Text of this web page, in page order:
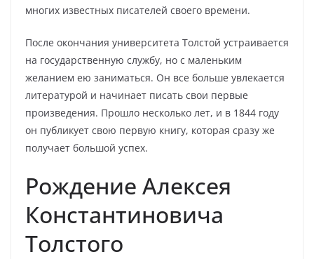
многих известных писателей своего времени.
После окончания университета Толстой устраивается
на государственную службу, но с маленьким
желанием ею заниматься. Он все больше увлекается
литературой и начинает писать свои первые
произведения. Прошло несколько лет, и в 1844 году
он публикует свою первую книгу, которая сразу же
получает большой успех.
Рождение Алексея
Константиновича
Толстого